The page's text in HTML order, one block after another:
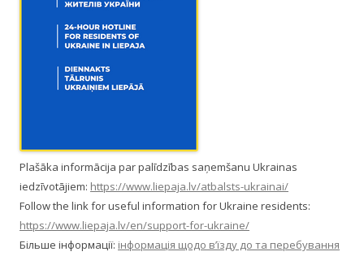
Plašāka informācija par palīdzības saņemšanu Ukrainas
iedzīvotājiem: https://www.liepaja.lv/atbalsts-ukrainai/
Follow the link for useful information for Ukraine residents:
https://www.liepaja.lv/en/support-for-ukraine/
Більше інформації: інформація щодо в’їзду до та перебування